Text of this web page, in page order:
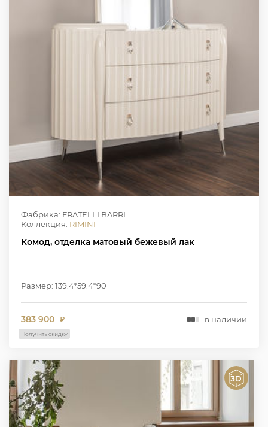
Фабрика: FRATELLI BARRI
Коллекция: RIMINI
Комод, отделка матовый бежевый лак
Размер: 139.4*59.4*90
383 900 ₽ в наличии
Получить скидку